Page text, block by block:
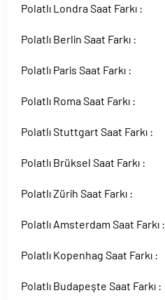
Polatlı Londra Saat Farkı :
Polatlı Berlin Saat Farkı :
Polatlı Paris Saat Farkı :
Polatlı Roma Saat Farkı :
Polatlı Stuttgart Saat Farkı :
Polatlı Brüksel Saat Farkı :
Polatlı Zürih Saat Farkı :
Polatlı Amsterdam Saat Farkı :
Polatlı Kopenhag Saat Farkı :
Polatlı Budapeşte Saat Farkı :